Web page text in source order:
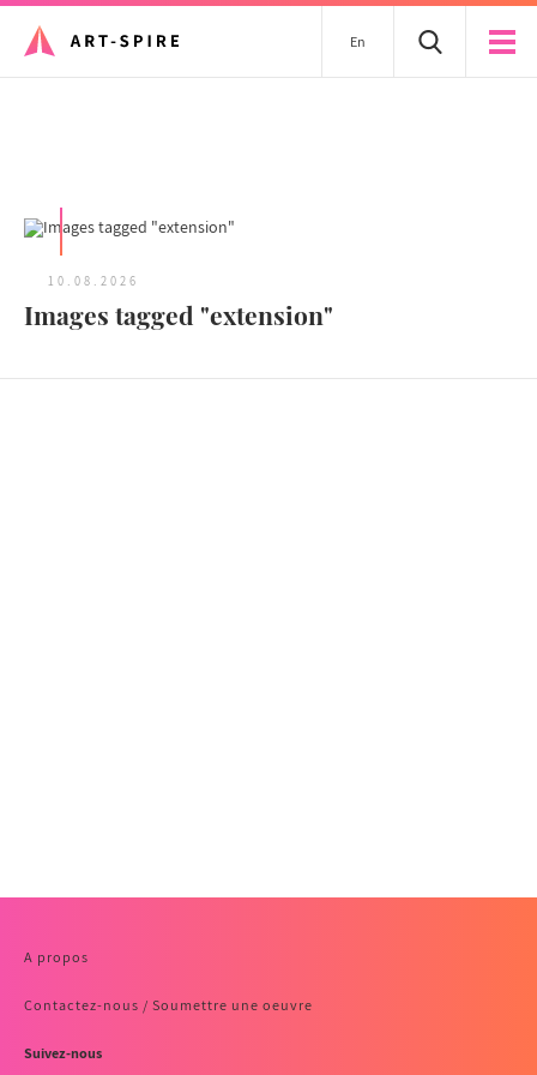
En
10.08.2026
Images tagged "extension"
A propos
Contactez-nous / Soumettre une oeuvre
Suivez-nous